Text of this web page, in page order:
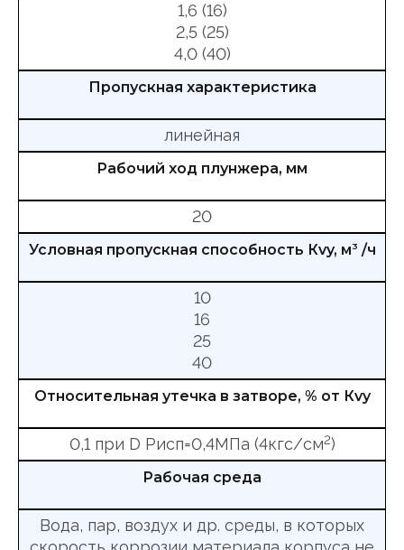
1,6 (16)
2,5 (25)
4,0 (40)
Пропускная характеристика
линейная
Рабочий ход плунжера, мм
20
Условная пропускная способность Кvy, м3 /ч
10
16
25
40
Относительная утечка в затворе, % от Кvy
0,1 при D Рисп=0,4МПа (4кгс/см2)
Рабочая среда
Вода, пар, воздух и др. среды, в которых